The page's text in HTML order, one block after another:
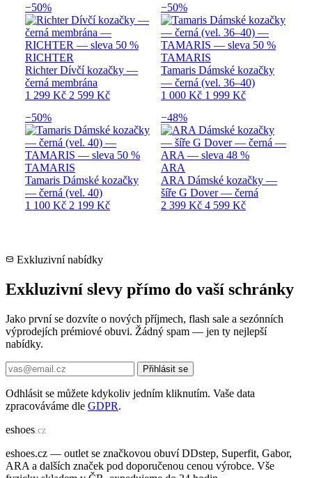
−50%
RICHTER
Richter Dívčí kozačky —
černá membrána
1 299 Kč 2 599 Kč
−50%
TAMARIS
Tamaris Dámské kozačky
— černá (vel. 36–40)
1 000 Kč 1 999 Kč
−50%
TAMARIS
Tamaris Dámské kozačky
— černá (vel. 40)
1 100 Kč 2 199 Kč
−48%
ARA
ARA Dámské kozačky —
šíře G Dover — černá
2 399 Kč 4 599 Kč
Exkluzivní nabídky
Exkluzivní slevy přímo do vaší schránky
Jako první se dozvíte o nových příjmech, flash sale a sezónních
výprodejích prémiové obuvi. Žádný spam — jen ty nejlepší
nabídky.
Přihlásit se
Odhlásit se můžete kdykoliv jedním kliknutím. Vaše data
zpracováváme dle GDPR.
eshoes .cz
eshoes.cz — outlet se značkovou obuví DDstep, Superfit, Gabor,
ARA a dalších značek pod doporučenou cenou výrobce. Vše